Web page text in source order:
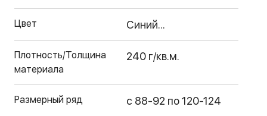
Цвет Синий...
Плотность/Толщина
материала
240 г/кв.м.
Размерный ряд с 88-92 по 120-124